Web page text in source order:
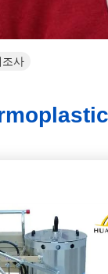
사